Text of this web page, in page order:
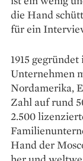
die Hand
für ein
1915
Unternehmen
Nordamerika,
Zahl auf rund
2.500
Hand der